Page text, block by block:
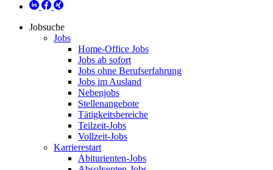
Jobsuche
Jobs
Home-Office Jobs
Jobs ab sofort
Jobs ohne Berufserfahrung
Jobs im Ausland
Nebenjobs
Stellenangebote
Tätigkeitsbereiche
Teilzeit-Jobs
Vollzeit-Jobs
Karrierestart
Abiturienten-Jobs